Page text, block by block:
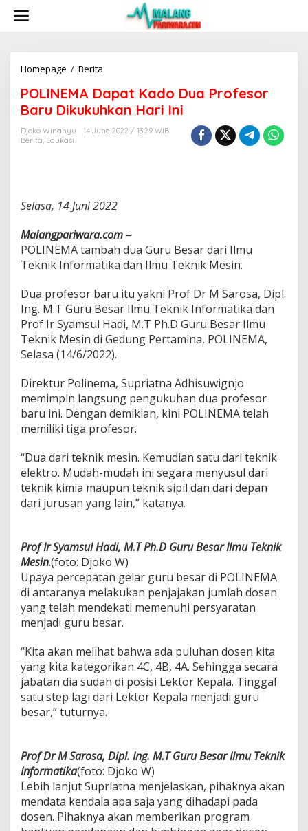
Homepage / Berita
L
I
N
E
a
K
a
d
o
u
a
P
r
o
f
s
o
r
B
a
u
D
i
k
u
h
k
a
n
H
a
r
i
n
i
POLINEMA Dapat Kado Dua Profesor
Baru Dikukuhkan Hari Ini
Djoko Winahyu
14 June 2022 / 13:29 WIB
Berita, Edukasi
Selasa, 14 Juni 2022
Malangpariwara.com –
POLINEMA tambah dua Guru Besar dari Ilmu
Teknik Informatika dan Ilmu Teknik Mesin.
Dua profesor baru itu yakni Prof Dr M Sarosa, Dipl.
Ing. M.T Guru Besar Ilmu Teknik Informatika dan
Prof Ir Syamsul Hadi, M.T Ph.D Guru Besar Ilmu
Teknik Mesin di Gedung Pertamina, POLINEMA,
Selasa (14/6/2022).
Direktur Polinema, Supriatna Adhisuwignjo
memimpin langsung pengukuhan dua profesor
baru ini. Dengan demikian, kini POLINEMA telah
memiliki tiga profesor.
“Dua dari teknik mesin. Kemudian satu dari teknik
elektro. Mudah-mudah ini segara menyusul dari
teknik kimia maupun teknik sipil dan dari depan
dari jurusan yang lain,” katanya.
Prof Ir Syamsul Hadi, M.T Ph.D Guru Besar Ilmu Teknik
Mesin.(foto: Djoko W)
Upaya percepatan gelar guru besar di POLINEMA
di antaranya melakukan penjajakan jumlah dosen
yang telah mendekati memenuhi persyaratan
menjadi guru besar.
“Kita akan melihat bahwa ada puluhan dosen kita
yang kita kategorikan 4C, 4B, 4A. Sehingga secara
jabatan dia sudah di posisi Lektor Kepala. Tinggal
satu step lagi dari Lektor Kepala menjadi guru
besar,” tuturnya.
Prof Dr M Sarosa, Dipl. Ing. M.T Guru Besar Ilmu Teknik
Informatika(foto: Djoko W)
Lebih lanjut Supriatna menjelaskan, pihaknya akan
mendata kendala apa saja yang dihadapi pada
dosen. Pihaknya akan memberikan program